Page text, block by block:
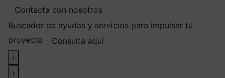
Contacta con nosotros
Buscador de ayudas y servicios para impulsar tu
proyecto
Consulta aquí
‹
›